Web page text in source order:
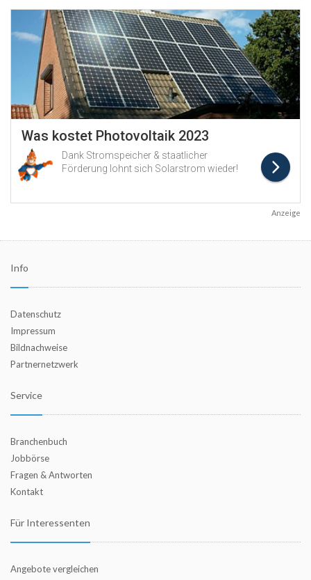
Anzeige
Info
Datenschutz
Impressum
Bildnachweise
Partnernetzwerk
Service
Branchenbuch
Jobbörse
Fragen & Antworten
Kontakt
Für Interessenten
Angebote vergleichen